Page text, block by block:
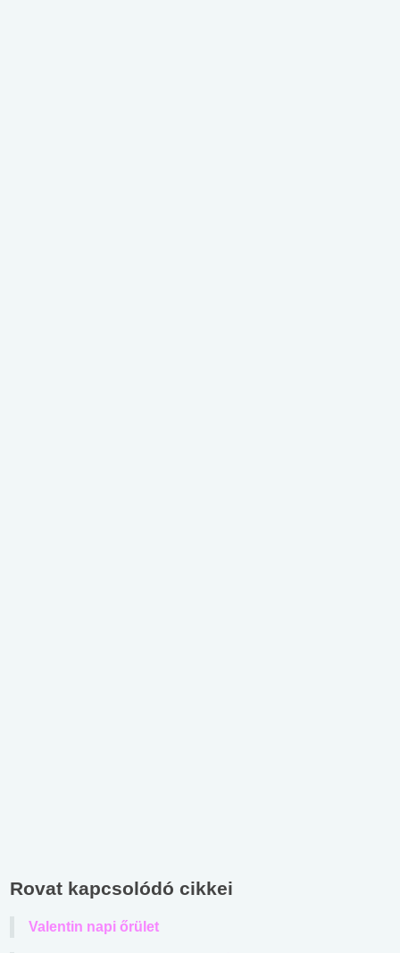
Rovat kapcsolódó cikkei
Valentin napi őrület